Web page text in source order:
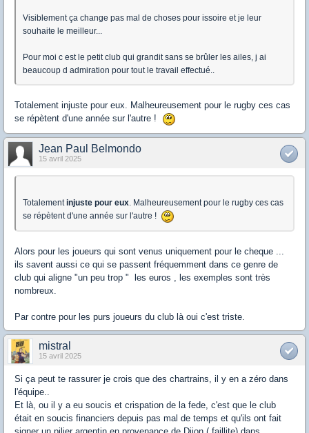
Visiblement ça change pas mal de choses pour issoire et je leur
souhaite le meilleur...
Pour moi c est le petit club qui grandit sans se brûler les ailes, j ai
beaucoup d admiration pour tout le travail effectué..
Totalement injuste pour eux. Malheureusement pour le rugby ces cas
se répètent d'une année sur l'autre !
Jean Paul Belmondo
15 avril 2025
Totalementinjuste pour eux . Malheureusement pour le rugby ces cas
se répètent d'une année sur l'autre !
Alors pour les joueurs qui sont venus uniquement pour le cheque ...
ils savent aussi ce qui se passent fréquemment dans ce genre de
club qui aligne "un peu trop " les euros , les exemples sont très
nombreux.
Par contre pour les purs joueurs du club là oui c'est triste.
mistral
15 avril 2025
Si ça peut te rassurer je crois que des chartrains, il y en a zéro dans
l'équipe..
Et là, ou il y a eu soucis et crispation de la fede, c'est que le club
était en soucis financiers depuis pas mal de temps et qu'ils ont fait